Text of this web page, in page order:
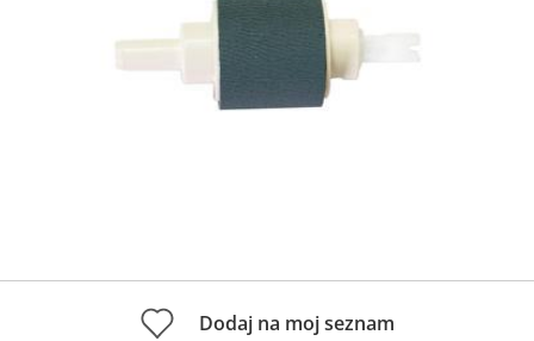
Dodaj na moj seznam